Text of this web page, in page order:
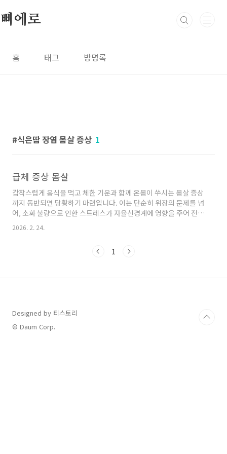
삐에로
홈 태그 방명록
식은땀 장염 몸살 증상 1
급체 증상 몸살
갑작스럽게 음식을 먹고 체한 기운과 함께 온몸이 쑤시는 몸살 증상
까지 동반되면 당황하기 마련입니다. 이는 단순히 위장의 문제를 넘
어, 소화 불량으로 인한 스트레스가 자율신경계에 영향을 주어 전신
반응으로 나타나는 현상입니다.주식 시장의 급락이 경제 전반의 위
축으로 이어지듯, 소화기 시스템의 마비가 전신 몸살로 번지는 '급
상 몸살 왜 체했는데 몸살 기운이 올까? 급체란 단시간에 과도하게
2026. 2. 24.
1
Designed by 티스토리
© Daum Corp.